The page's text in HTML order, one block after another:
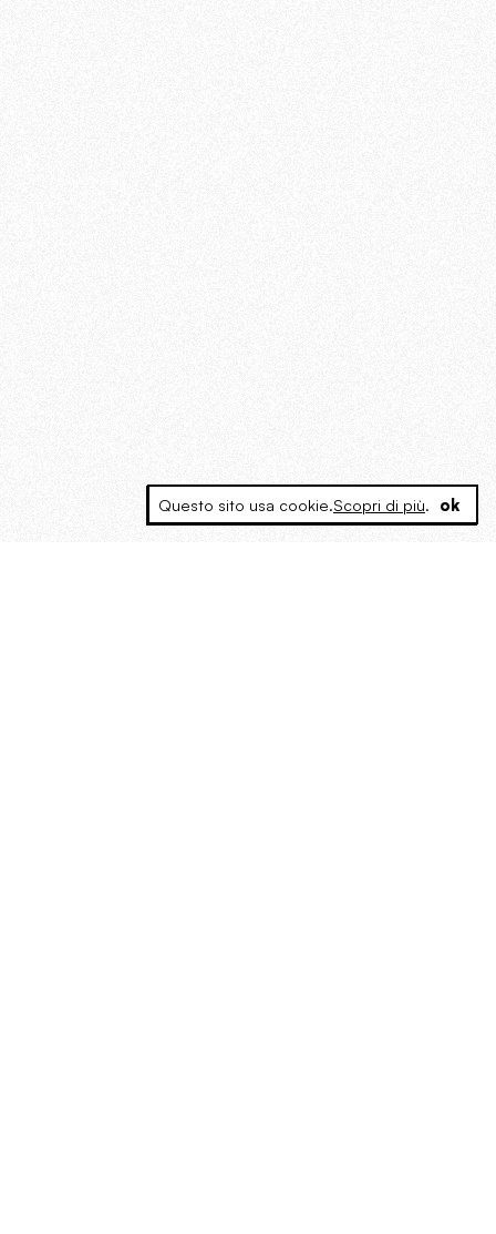
Questo sito usa cookie.Scopri di più. ok